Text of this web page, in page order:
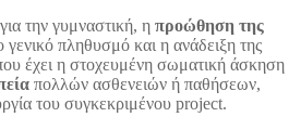
την γυμναστική, η προώθηση της
γενικό πληθυσμό και η ανάδειξη της
έχει η στοχευμένη σωματική άσκηση
πολλών ασθενειών ή παθήσεων,
του συγκεκριμένου project.